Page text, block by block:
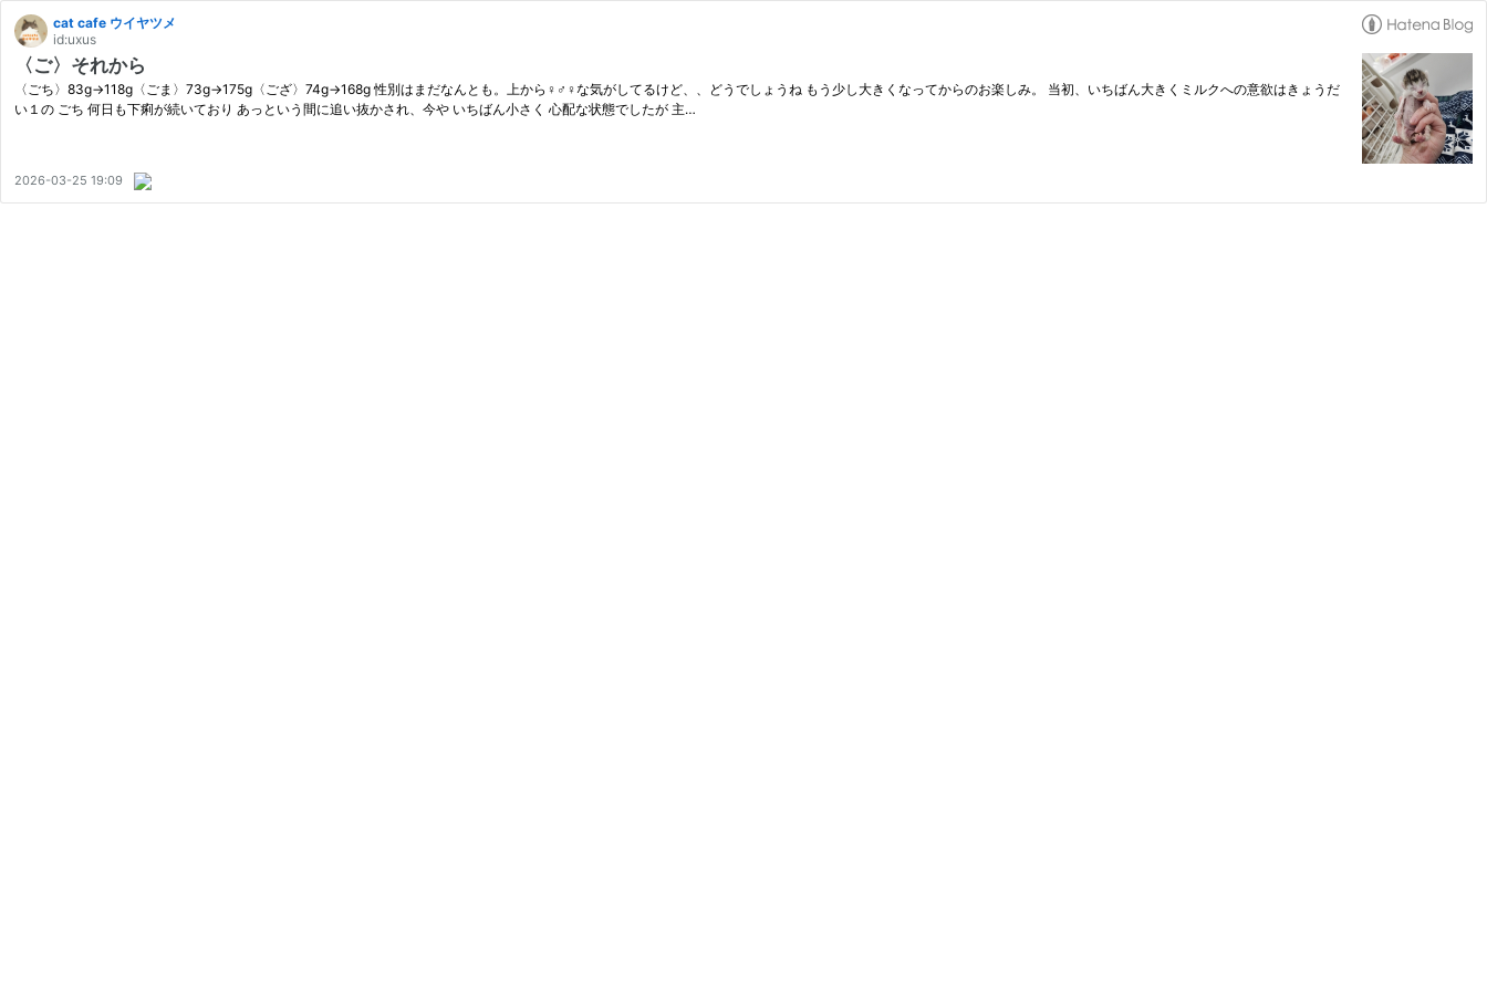
cat cafe ウイヤツメ
id:uxus
〈ご〉それから
〈ごち〉83g→118g〈ごま〉73g→175g〈ござ〉74g→168g 性別はまだなんとも。上から♀♂♀な気がしてるけど、、どうでしょうね もう少し大きくなってからのお楽しみ。 当初、いちばん大きくミルクへの意欲はきょうだ
い１の ごち 何日も下痢が続いており あっという間に追い抜かされ、今や いちばん小さく 心配な状態でしたが 主…
2026-03-25 19:09